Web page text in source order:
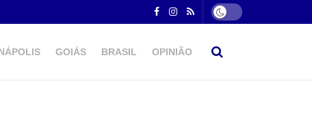
GOIÁS BRASIL OPINIÃO